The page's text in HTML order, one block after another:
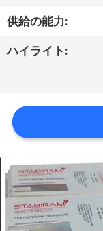
工
場
行
品
質
管
供給の能力:
ハイライト: